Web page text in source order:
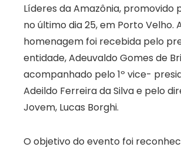
Líderes da Amazônia, promovido
no último dia 25, em Porto Velho.
homenagem foi recebida pelo
entidade, Adeuvaldo Gomes de
acompanhado pelo 1º vice-
Adeildo Ferreira da Silva e pelo
Jovem, Lucas Borghi.
O objetivo do evento foi